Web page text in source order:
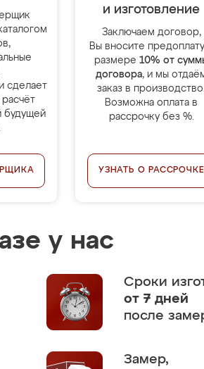
сделает
будущей
и изготовление
Заключаем договор,
Вы вносите
размере 10% от
договора, и мы
заказ в производство.
Возможна оплата в
рассрочку без %.
УЗНАТЬ О РАССРОЧКЕ
у нас
Сроки
от 7 дней
после
Замер,